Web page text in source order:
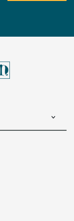
l’app di posta
l’app di posta
di posta